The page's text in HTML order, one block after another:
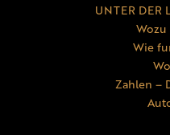
UNTER DER
Wie
Zahlen –